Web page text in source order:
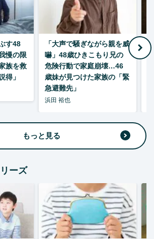
す48
慢の限
族を救
得」
「大声で騒ぎながら親を威
嚇」48歳ひきこもり兄の
危険行動で家庭崩壊…46
歳妹が見つけた家族の「緊
急避難先」
浜田 裕也
もっと見る
ーズ